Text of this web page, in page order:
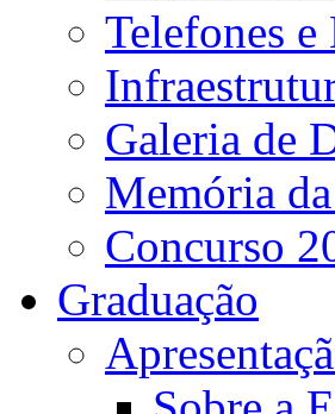
Telefones
Galeria de
Memória
Concurso
Graduação